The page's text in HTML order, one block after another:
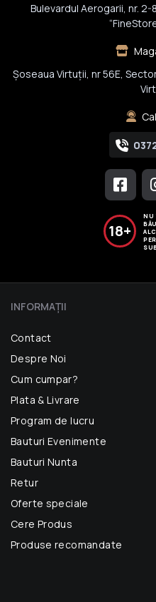
Bulevardul Aerogarii, nr.
Șoseaua Virtuții, nr 56E,
18+
NU
INFORMAŢII
Contact
Despre Noi
Cum cumpar?
Plata & Livrare
Program de lucru
Bauturi Evenimente
Bauturi Nunta
Retur
Oferte speciale
Cere Produs
Produse recomandate